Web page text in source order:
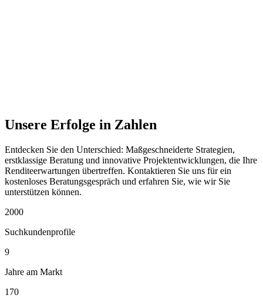
Unsere Erfolge in Zahlen
Entdecken Sie den Unterschied: Maßgeschneiderte Strategien,
erstklassige Beratung und innovative Projektentwicklungen, die Ihre
Renditeerwartungen übertreffen. Kontaktieren Sie uns für ein
kostenloses Beratungsgespräch und erfahren Sie, wie wir Sie
unterstützen können.
2000
Suchkundenprofile
9
Jahre am Markt
170